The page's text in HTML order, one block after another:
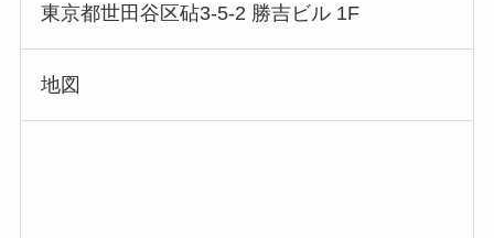
東京都世田谷区砧3-5-2 勝吉ビル 1F
地図